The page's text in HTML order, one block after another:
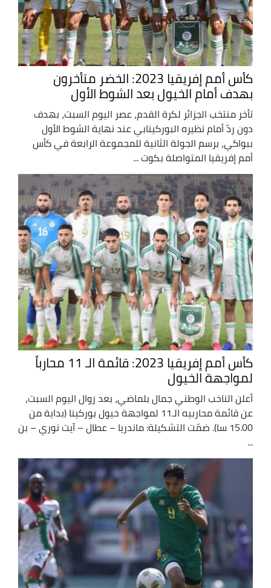
كأس أمم إفريقيا 2023: الخضر متأخرون
بهدف أمام الخيول بعد الشوط الأول
تأخر منتخب الجزائر لكرة القدم، عصر اليوم السبت، بهدف
دون ردّ أمام نظيره البوركينابي عند نهاية الشوط الأول
ببواكي، برسم الجولة الثانية للمجموعة الرابعة في كأس
أمم إفريقيا المتواصلة بكوت ...
كأس أمم إفريقيا 2023: قائمة الـ 11 محارباً
لمواجهة الخيول
أعلن الناخب الوطني جمال بلماضي، بعد زوال اليوم السبت،
عن قائمة محاربيه الـ11 لمواجهة خيول بوركينا (بداية من
15.00 سا). ضمّت التشكيلة: ماندريا – عطال – آيت نوري – بن